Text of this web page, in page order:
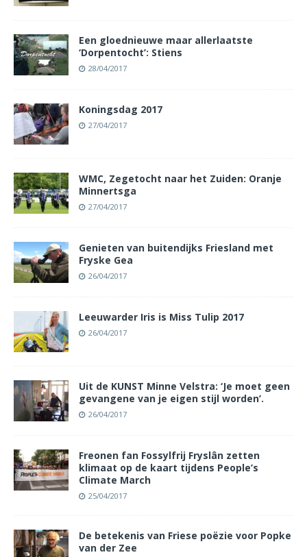
Een gloednieuwe maar allerlaatste
‘Dorpentocht’: Stiens
28/04/2017
Koningsdag 2017
27/04/2017
WMC, Zegetocht naar het Zuiden: Oranje
Minnertsga
27/04/2017
Genieten van buitendijks Friesland met
Fryske Gea
26/04/2017
Leeuwarder Iris is Miss Tulip 2017
26/04/2017
Uit de KUNST Minne Velstra: ‘Je moet geen
gevangene van je eigen stijl worden’.
26/04/2017
Freonen fan Fossylfrij Fryslân zetten
klimaat op de kaart tijdens People’s
Climate March
25/04/2017
De betekenis van Friese poëzie voor Popke
van der Zee